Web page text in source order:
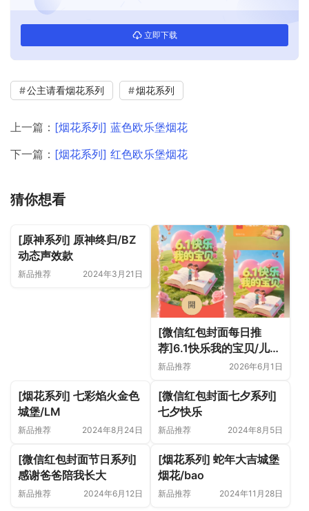
立即下载
公主请看烟花系列 烟花系列
上一篇： [烟花系列] 蓝色欧乐堡烟花
下一篇： [烟花系列] 红色欧乐堡烟花
猜你想看
[原神系列] 原神终归/BZ
动态声效款
新品推荐 2024年3月21日
[微信红包封面每日推
荐]6.1快乐我的宝贝/儿童
节快乐
新品推荐 2026年6月1日
[烟花系列] 七彩焰火金色
城堡/LM
新品推荐 2024年8月24日
[微信红包封面七夕系列]
七夕快乐
新品推荐 2024年8月5日
[微信红包封面节日系列]
感谢爸爸陪我长大
新品推荐 2024年6月12日
[烟花系列] 蛇年大吉城堡
烟花/bao
新品推荐 2024年11月28日